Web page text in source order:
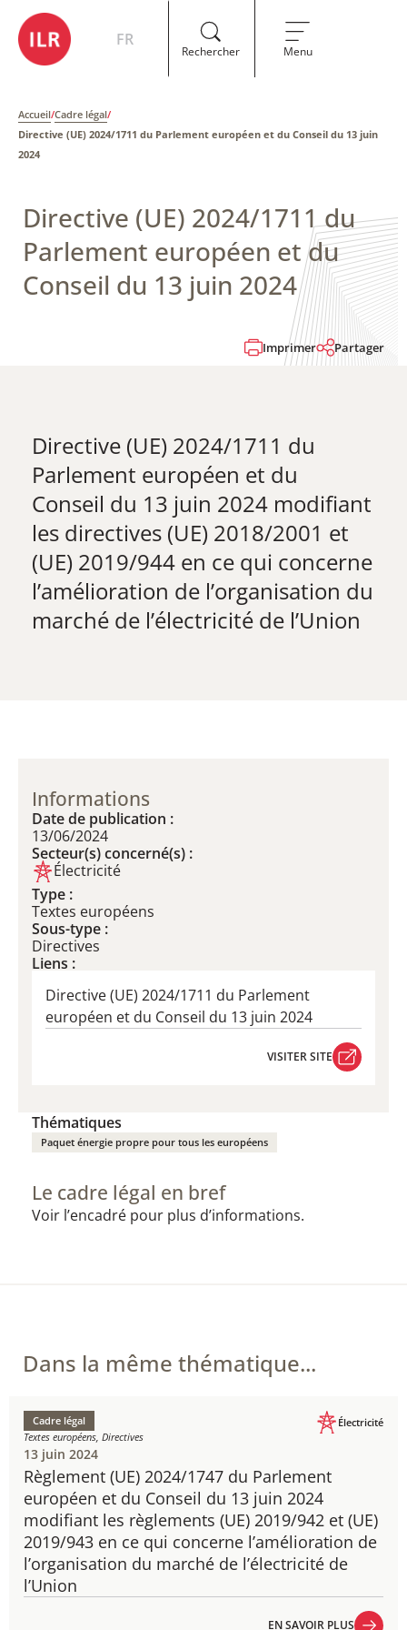
FR
Rechercher Menu
Accueil/Cadre légal/
Directive (UE) 2024/1711 du Parlement européen et du Conseil du 13 juin
2024
Directive (UE) 2024/1711 du
Parlement européen et du
Conseil du 13 juin 2024
Imprimer Partager
Directive (UE) 2024/1711 du
Parlement européen et du
Conseil du 13 juin 2024 modifiant
les directives (UE) 2018/2001 et
(UE) 2019/944 en ce qui concerne
l’amélioration de l’organisation du
marché de l’électricité de l’Union
Informations
Date de publication :
13/06/2024
Secteur(s) concerné(s) :
Électricité
Type :
Textes européens
Sous-type :
Directives
Liens :
Directive (UE) 2024/1711 du Parlement
européen et du Conseil du 13 juin 2024
VISITER SITE
Thématiques
Paquet énergie propre pour tous les européens
Le cadre légal en bref
Voir l’encadré pour plus d’informations.
Dans la même thématique...
Règlement (UE) 2024/1747 ​du Parlement
européen et du Conseil du 13 juin 2024
modifiant les règlements (UE) 2019/942 et (UE)
2019/943 en ce qui concerne l’amélioration de
l’organisation du marché de l’électricité de
l’Union
Cadre légal
Textes européens, Directives
Électricité
13 juin 2024
EN SAVOIR PLUS